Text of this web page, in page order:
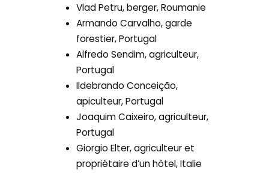
Vlad Petru, berger, Roumanie
Armando Carvalho, garde
forestier, Portugal
Alfredo Sendim, agriculteur,
Portugal
Ildebrando Conceição,
apiculteur, Portugal
Joaquim Caixeiro, agriculteur,
Portugal
Giorgio Elter, agriculteur et
propriétaire d’un hôtel, Italie